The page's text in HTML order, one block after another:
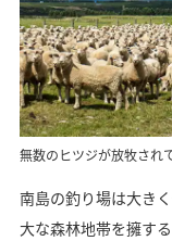
無数のヒツジが放牧され
南島の釣り場は大き
大な森林地帯を擁す